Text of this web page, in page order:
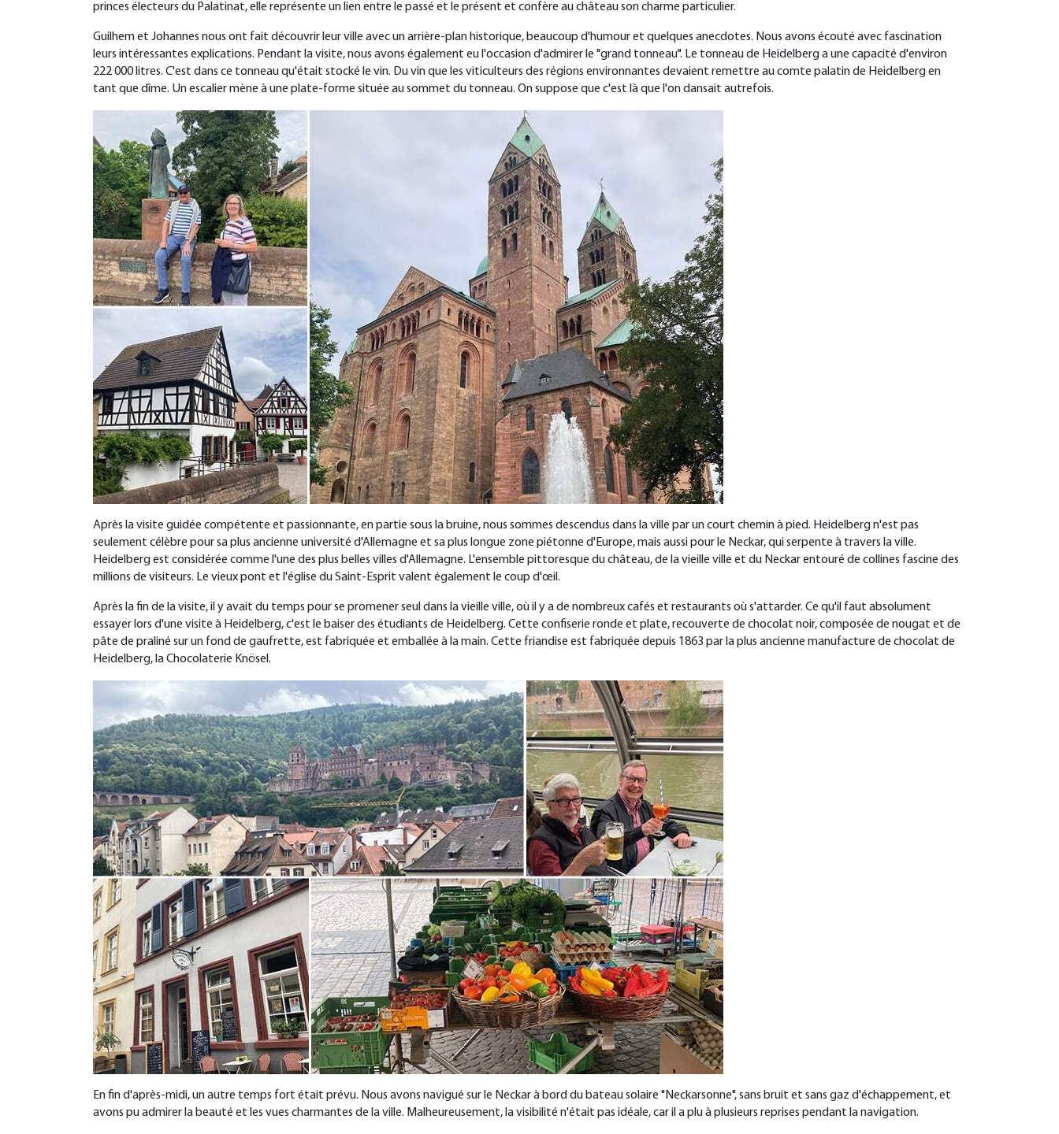
princes électeurs du Palatinat, elle représente un lien entre le passé et le présent et confère au château son charme particulier.
Guilhem et Johannes nous ont fait découvrir leur ville avec un arrière-plan historique, beaucoup d'humour et quelques anecdotes. Nous avons écouté avec fascination
leurs intéressantes explications. Pendant la visite, nous avons également eu l'occasion d'admirer le "grand tonneau". Le tonneau de Heidelberg a une capacité d'environ
222 000 litres. C'est dans ce tonneau qu'était stocké le vin. Du vin que les viticulteurs des régions environnantes devaient remettre au comte palatin de Heidelberg en
tant que dîme. Un escalier mène à une plate-forme située au sommet du tonneau. On suppose que c'est là que l'on dansait autrefois.
Après la visite guidée compétente et passionnante, en partie sous la bruine, nous sommes descendus dans la ville par un court chemin à pied. Heidelberg n'est pas
seulement célèbre pour sa plus ancienne université d'Allemagne et sa plus longue zone piétonne d'Europe, mais aussi pour le Neckar, qui serpente à travers la ville.
Heidelberg est considérée comme l'une des plus belles villes d'Allemagne. L'ensemble pittoresque du château, de la vieille ville et du Neckar entouré de collines fascine des
millions de visiteurs. Le vieux pont et l'église du Saint-Esprit valent également le coup d'œil.
Après la fin de la visite, il y avait du temps pour se promener seul dans la vieille ville, où il y a de nombreux cafés et restaurants où s'attarder. Ce qu'il faut absolument
essayer lors d'une visite à Heidelberg, c'est le baiser des étudiants de Heidelberg. Cette confiserie ronde et plate, recouverte de chocolat noir, composée de nougat et de
pâte de praliné sur un fond de gaufrette, est fabriquée et emballée à la main. Cette friandise est fabriquée depuis 1863 par la plus ancienne manufacture de chocolat de
Heidelberg, la Chocolaterie Knösel.
En fin d'après-midi, un autre temps fort était prévu. Nous avons navigué sur le Neckar à bord du bateau solaire "Neckarsonne", sans bruit et sans gaz d'échappement, et
avons pu admirer la beauté et les vues charmantes de la ville. Malheureusement, la visibilité n'était pas idéale, car il a plu à plusieurs reprises pendant la navigation.